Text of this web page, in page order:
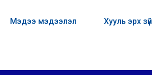
Мэдээ мэдээлэл Хууль эрх зүй